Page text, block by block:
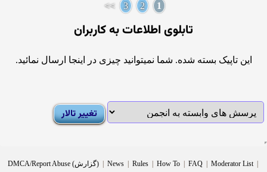
1
2
3
>>
تابلوی اطلاعات به کاربران
این تاپیک بسته شده. شما نمیتوانید چیزی در اینجا ارسال نمائید.
DMCA/Report Abuse (گزارش) | News | Rules | How To | FAQ | Moderator List |